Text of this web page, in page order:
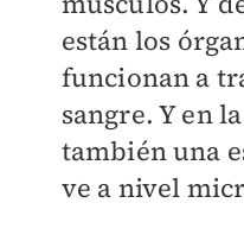
están los
funcionan a
sangre. Y en
también una
ve a nivel